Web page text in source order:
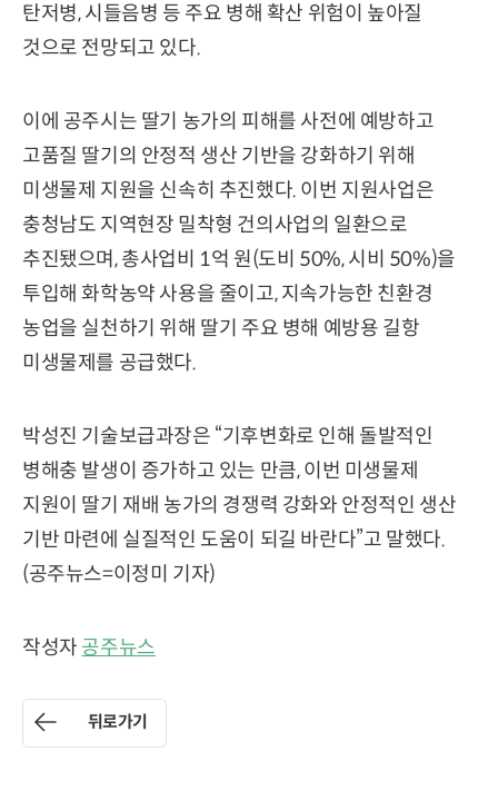
탄저병, 시들음병 등 주요 병해 확산 위험이 높아질
것으로 전망되고 있다.
이에 공주시는 딸기 농가의 피해를 사전에 예방하고
고품질 딸기의 안정적 생산 기반을 강화하기 위해
미생물제 지원을 신속히 추진했다. 이번 지원사업은
충청남도 지역현장 밀착형 건의사업의 일환으로
추진됐으며, 총사업비 1억 원(도비 50%, 시비 50%)을
투입해 화학농약 사용을 줄이고, 지속가능한 친환경
농업을 실천하기 위해 딸기 주요 병해 예방용 길항
미생물제를 공급했다.
박성진 기술보급과장은 “기후변화로 인해 돌발적인
병해충 발생이 증가하고 있는 만큼, 이번 미생물제
지원이 딸기 재배 농가의 경쟁력 강화와 안정적인 생산
기반 마련에 실질적인 도움이 되길 바란다”고 말했다.
(공주뉴스=이정미 기자)
작성자 공주뉴스
뒤로가기